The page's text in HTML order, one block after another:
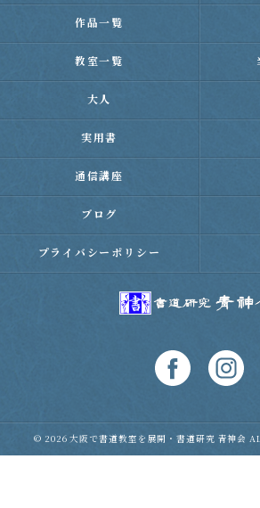
作品一覧
教室一覧
大人
実用書
通信講座
ブログ
プライバシーポリシー
© 2026 大阪で書道教室を展開・書道研究 青神会